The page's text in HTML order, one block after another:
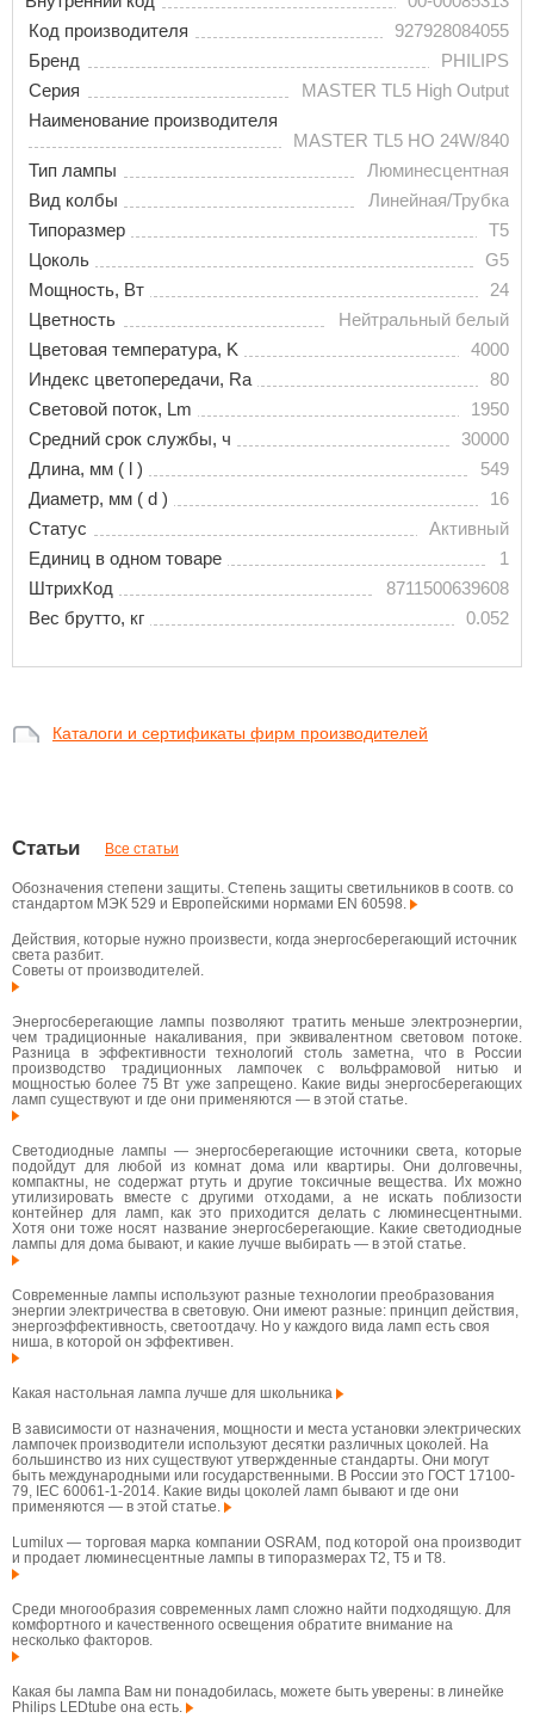
Код производителя
927928084055
Бренд
PHILIPS
Серия
MASTER TL5 High Output
Наименование производителя
MASTER TL5 HO 24W/840
Тип лампы
Люминесцентная
Вид колбы
Линейная/Трубка
Типоразмер
T5
Цоколь
G5
Мощность, Вт
24
Цветность
Нейтральный белый
Цветовая температура, K
4000
Индекс цветопередачи, Ra
80
Световой поток, Lm
1950
Средний срок службы, ч
30000
Длина, мм ( l )
549
Диаметр, мм ( d )
16
Статус
Активный
Единиц в одном товаре
1
ШтрихКод
8711500639608
Вес брутто, кг
0.052
Каталоги и сертификаты фирм производителей
Статьи Все статьи
Обозначения степени защиты. Степень защиты светильников в соотв. со
стандартом МЭК 529 и Европейскими нормами EN 60598.
Действия, которые нужно произвести, когда энергосберегающий источник
света разбит.
Советы от производителей.
Энергосберегающие лампы позволяют тратить меньше электроэнергии,
чем традиционные накаливания, при эквивалентном световом потоке.
Разница в эффективности технологий столь заметна, что в России
производство традиционных лампочек с вольфрамовой нитью и
мощностью более 75 Вт уже запрещено. Какие виды энергосберегающих
ламп существуют и где они применяются — в этой статье.
Светодиодные лампы — энергосберегающие источники света, которые
подойдут для любой из комнат дома или квартиры. Они долговечны,
компактны, не содержат ртуть и другие токсичные вещества. Их можно
утилизировать вместе с другими отходами, а не искать поблизости
контейнер для ламп, как это приходится делать с люминесцентными.
Хотя они тоже носят название энергосберегающие. Какие светодиодные
лампы для дома бывают, и какие лучше выбирать — в этой статье.
Современные лампы используют разные технологии преобразования
энергии электричества в световую. Они имеют разные: принцип действия,
энергоэффективность, светоотдачу. Но у каждого вида ламп есть своя
ниша, в которой он эффективен.
Какая настольная лампа лучше для школьника
В зависимости от назначения, мощности и места установки электрических
лампочек производители используют десятки различных цоколей. На
большинство из них существуют утвержденные стандарты. Они могут
быть международными или государственными. В России это ГОСТ 17100-
79, IEC 60061-1-2014. Какие виды цоколей ламп бывают и где они
применяются — в этой статье.
Lumilux — торговая марка компании OSRAM, под которой она производит
и продает люминесцентные лампы в типоразмерах T2, T5 и T8.
Среди многообразия современных ламп сложно найти подходящую. Для
комфортного и качественного освещения обратите внимание на
несколько факторов.
Какая бы лампа Вам ни понадобилась, можете быть уверены: в линейке
Philips LEDtube она есть.